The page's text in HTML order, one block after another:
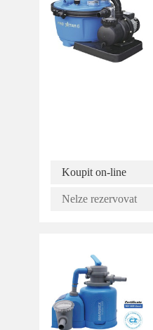
Koupit on-line
Nelze rezervovat